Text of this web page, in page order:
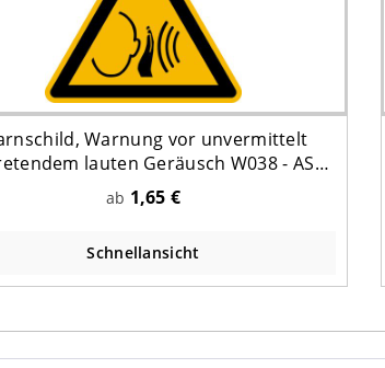
Warnung vor unvermittelt
lauten Geräusch W038 - ASR
A1.3 (DIN EN ISO 7010)
ab 1,65 €
Schnellansicht